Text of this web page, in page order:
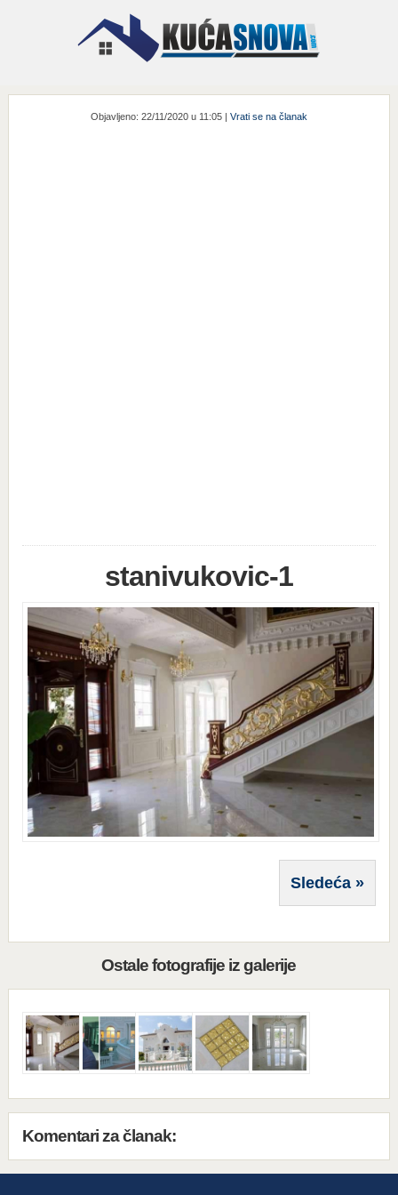
Objavljeno: 22/11/2020 u 11:05 | Vrati se na članak
stanivukovic-1
Sledeća »
Ostale fotografije iz galerije
Komentari za članak: